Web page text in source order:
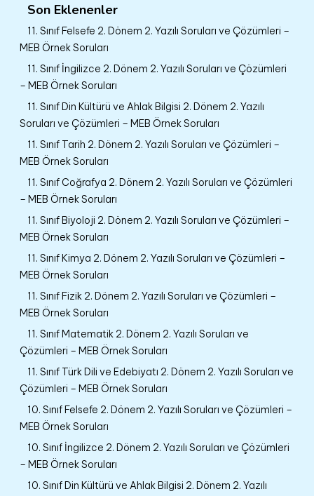
Son Eklenenler
11. Sınıf Felsefe 2. Dönem 2. Yazılı Soruları ve Çözümleri –
MEB Örnek Soruları
11. Sınıf İngilizce 2. Dönem 2. Yazılı Soruları ve Çözümleri
– MEB Örnek Soruları
11. Sınıf Din Kültürü ve Ahlak Bilgisi 2. Dönem 2. Yazılı
Soruları ve Çözümleri – MEB Örnek Soruları
11. Sınıf Tarih 2. Dönem 2. Yazılı Soruları ve Çözümleri –
MEB Örnek Soruları
11. Sınıf Coğrafya 2. Dönem 2. Yazılı Soruları ve Çözümleri
– MEB Örnek Soruları
11. Sınıf Biyoloji 2. Dönem 2. Yazılı Soruları ve Çözümleri –
MEB Örnek Soruları
11. Sınıf Kimya 2. Dönem 2. Yazılı Soruları ve Çözümleri –
MEB Örnek Soruları
11. Sınıf Fizik 2. Dönem 2. Yazılı Soruları ve Çözümleri –
MEB Örnek Soruları
11. Sınıf Matematik 2. Dönem 2. Yazılı Soruları ve
Çözümleri – MEB Örnek Soruları
11. Sınıf Türk Dili ve Edebiyatı 2. Dönem 2. Yazılı Soruları ve
Çözümleri – MEB Örnek Soruları
10. Sınıf Felsefe 2. Dönem 2. Yazılı Soruları ve Çözümleri –
MEB Örnek Soruları
10. Sınıf İngilizce 2. Dönem 2. Yazılı Soruları ve Çözümleri
– MEB Örnek Soruları
10. Sınıf Din Kültürü ve Ahlak Bilgisi 2. Dönem 2. Yazılı